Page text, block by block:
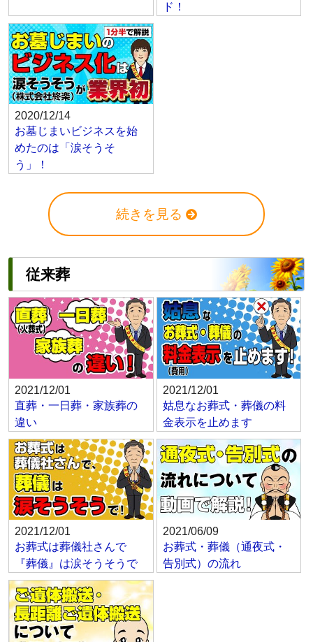
ド！
2020/12/14
お墓じまいビジネスを始
めたのは「涙そうそ
う」！
続きを見る
従来葬
2021/12/01
直葬・一日葬・家族葬の
違い
2021/12/01
姑息なお葬式・葬儀の料
金表示を止めます
2021/12/01
お葬式は葬儀社さんで
『葬儀』は涙そうそうで
2021/06/09
お葬式・葬儀（通夜式・
告別式）の流れ